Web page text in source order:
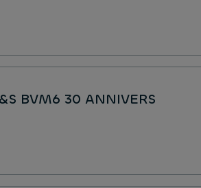
BVM6 30 ANNIVERS